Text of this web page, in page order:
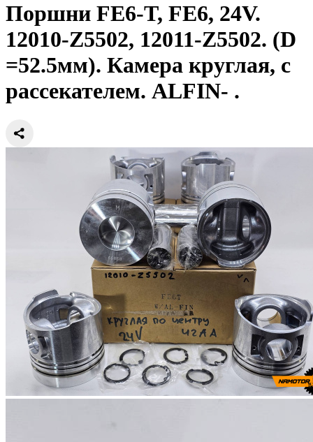
Поршни FE6-T, FE6, 24V.
12010-Z5502, 12011-Z5502. (D
=52.5мм). Камера круглая, с
рассекателем. ALFIN- .